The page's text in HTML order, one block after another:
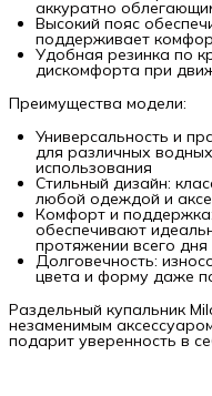
аккуратно
Высокий пояс
поддерживает
Удобная резинка по
дискомфорта при
Преимущества модели:
Универсальность и
для различных
использования
Стильный дизайн:
любой одеждой и
Комфорт и
обеспечивают
протяжении всего дня
Долговечность:
цвета и форму даже
Раздельный купальник
незаменимым
подарит уверенность в